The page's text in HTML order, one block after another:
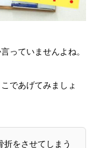
っていませんよね。
であげてみましょ
折をさせてしまう